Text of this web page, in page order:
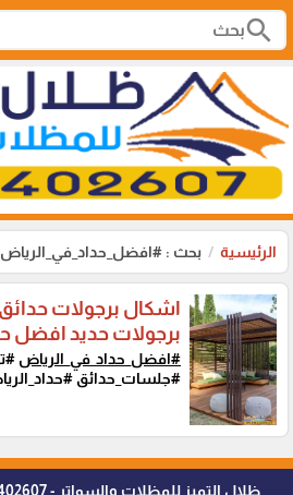
search
الرئيسية بحث : #افضل_حداد_في_الرياض
اشكال برجولات
برجولات حديد افضل
#افضل_حداد_في_الرياض
#جلسات_حدائق